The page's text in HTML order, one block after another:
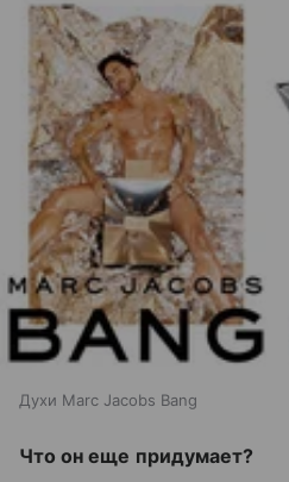
Духи Marc Jacobs Bang
Что он еще придумает?